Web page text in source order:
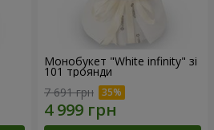
Монобукет "White infinity" зі
101 троянди
7 691 грн